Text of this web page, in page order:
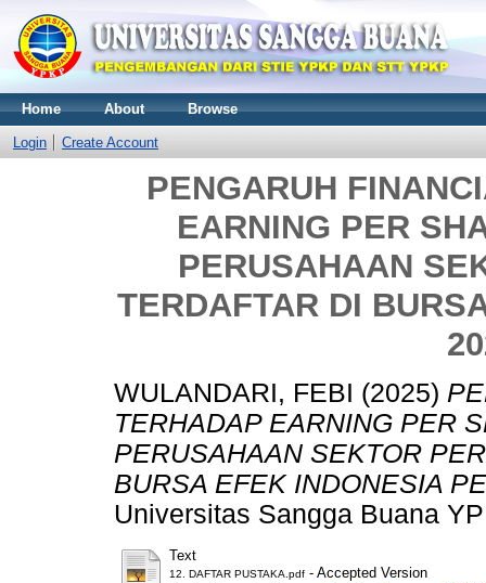
Home About Browse
Login Create Account
PENGARUH
EARNING PER
PERUSAHAAN
TERDAFTAR DI
WULANDARI, FEBI (2025)
TERHADAP EARNING PER
PERUSAHAAN SEKTOR
BURSA EFEK INDONESIA
Universitas Sangga Buana
Text
12. DAFTAR PUSTAKA.pdf - Accepted Version